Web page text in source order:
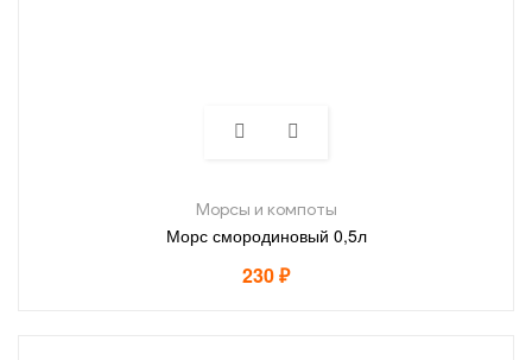
Морсы и компоты
Морс смородиновый 0,5л
230₽